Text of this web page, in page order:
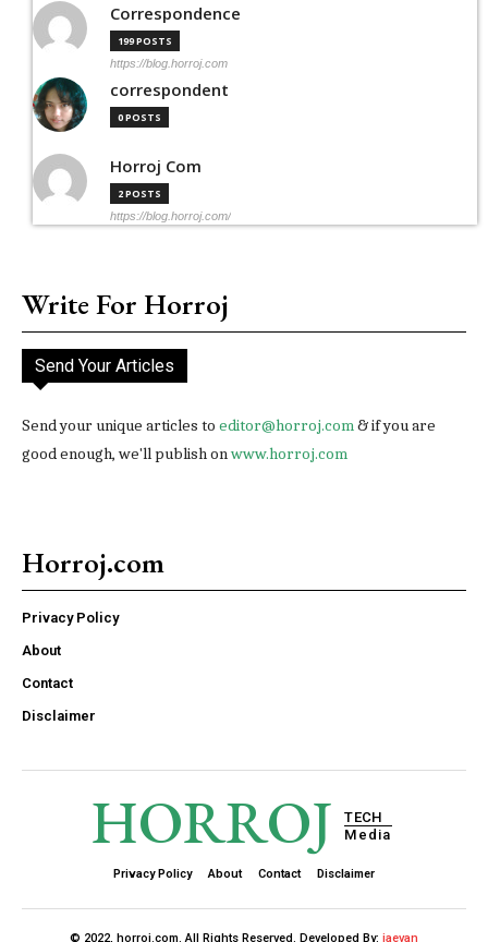
Correspondence
199 POSTS
https://blog.horroj.com
correspondent
0 POSTS
Horroj Com
2 POSTS
https://blog.horroj.com/
Write For Horroj
Send Your Articles
Send your unique articles to editor@horroj.com& if you are
good enough, we'll publish onwww.horroj.com
Horroj.com
Privacy Policy
About
Contact
Disclaimer
HORROJ
TECH
Media
Privacy Policy About Contact Disclaimer
© 2022, horroj.com. All Rights Reserved. Developed By: iaevan